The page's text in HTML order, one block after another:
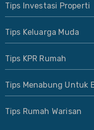
Tips Investasi Properti
Tips Keluarga Muda
Tips KPR Rumah
Tips Menabung Untuk
Tips Rumah Warisan